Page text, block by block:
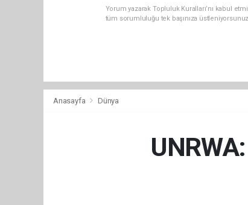
Yorum yazarak Topluluk Kuralları’nı kabul
tüm sorumluluğu tek başınıza
Anasayfa Dünya